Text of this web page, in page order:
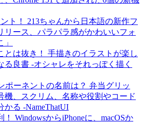
ト！ 213ちゃんから日本語の新作フ
リース、パラパラ感がかわいいフォ
とは抜き！ 手描きのイラストが楽し
る良書 -オシャレをそれっぽく描く
ポーネントの名前は？ 弁当グリッ
機、スクリム、名称や役割やコード
る -NameThatUI
WindowsからiPhoneに、macOSか